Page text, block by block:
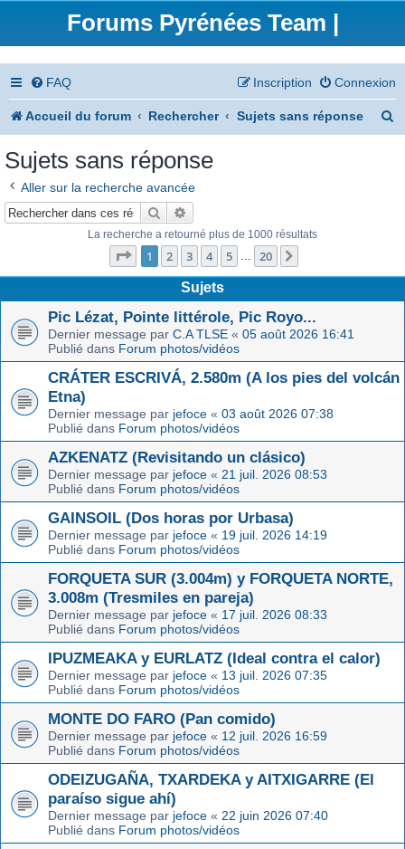
Forums Pyrénées Team |
FAQ Connexion
Inscription
Accueil du forum Rechercher Sujets sans réponse
Sujets sans réponse
Aller sur la recherche avancée
Rechercher
La recherche a retourné plus de 1000 résultats
Page 1sur20
1 2 3 4 5 … 20
Sujets
Pic Lézat, Pointe littérole, Pic Royo...
Dernier message par C.A TLSE « 05 août 2026 16:41
Publié dans Forum photos/vidéos
CRÁTER ESCRIVÁ, 2.580m (A los pies del volcán
Etna)
Dernier message par jefoce « 03 août 2026 07:38
Publié dans Forum photos/vidéos
AZKENATZ (Revisitando un clásico)
Dernier message par jefoce « 21 juil. 2026 08:53
Publié dans Forum photos/vidéos
GAINSOIL (Dos horas por Urbasa)
Dernier message par jefoce « 19 juil. 2026 14:19
Publié dans Forum photos/vidéos
FORQUETA SUR (3.004m) y FORQUETA NORTE,
3.008m (Tresmiles en pareja)
Dernier message par jefoce « 17 juil. 2026 08:33
Publié dans Forum photos/vidéos
IPUZMEAKA y EURLATZ (Ideal contra el calor)
Dernier message par jefoce « 13 juil. 2026 07:35
Publié dans Forum photos/vidéos
MONTE DO FARO (Pan comido)
Dernier message par jefoce « 12 juil. 2026 16:59
Publié dans Forum photos/vidéos
ODEIZUGAÑA, TXARDEKA y AITXIGARRE (El
paraíso sigue ahí)
Dernier message par jefoce « 22 juin 2026 07:40
Publié dans Forum photos/vidéos